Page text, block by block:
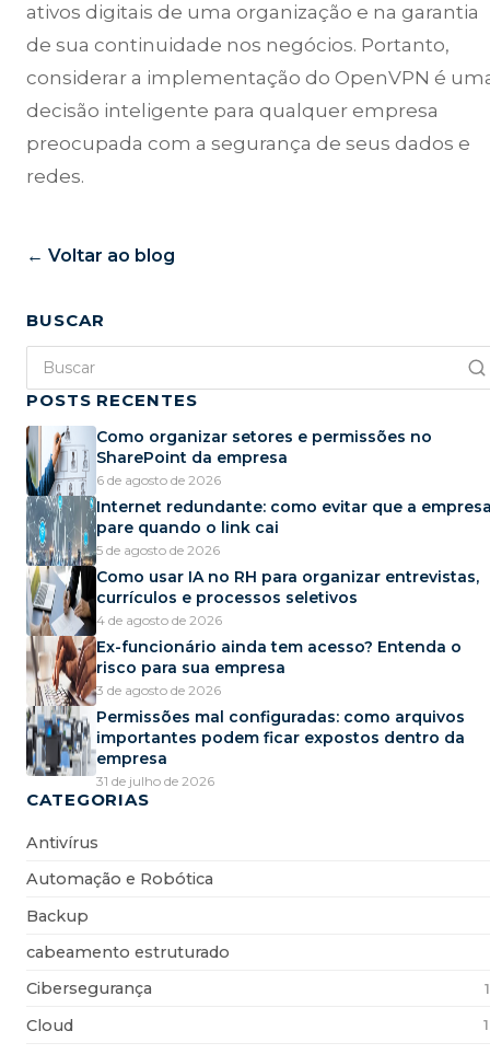
ativos digitais de uma organização e na garantia
de sua continuidade nos negócios. Portanto,
considerar a implementação do OpenVPN é
decisão inteligente para qualquer empresa
preocupada com a segurança de seus dados e
redes.
← Voltar ao blog
BUSCAR
POSTS RECENTES
Como organizar setores e permissões no
SharePoint da empresa
6 de agosto de 2026
Internet redundante: como evitar que a
pare quando o link cai
5 de agosto de 2026
Como usar IA no RH para organizar entrevistas,
currículos e processos seletivos
4 de agosto de 2026
Ex-funcionário ainda tem acesso? Entenda o
risco para sua empresa
3 de agosto de 2026
Permissões mal configuradas: como arquivos
importantes podem ficar expostos dentro da
empresa
31 de julho de 2026
CATEGORIAS
Antivírus
Automação e Robótica
Backup
cabeamento estruturado
Cibersegurança
Cloud